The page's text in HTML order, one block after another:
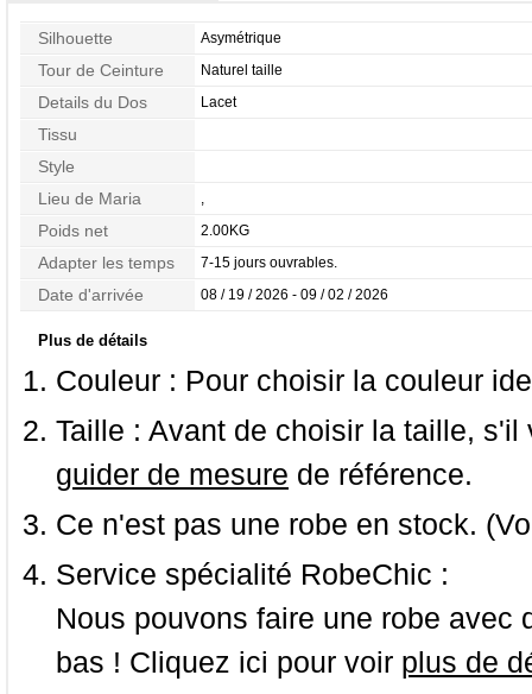
Silhouette Asymétrique
Tour de Ceinture Naturel taille
Details du Dos Lacet
Tissu
Style
Lieu de Maria
,
Poids net 2.00KG
Adapter les temps 7-15 jours ouvrables.
Date d'arrivée 08 / 19 / 2026 - 09 / 02 / 2026
Plus de détails
Couleur : Pour choisir la couleur
Taille : Avant de choisir la taille,
guider de mesure de référence.
Ce n'est pas une robe en stock.
Service spécialité RobeChic :
Nous pouvons faire une robe
bas ! Cliquez ici pour voir plus de